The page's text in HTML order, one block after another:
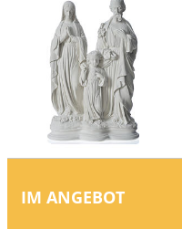
IM ANGEBOT